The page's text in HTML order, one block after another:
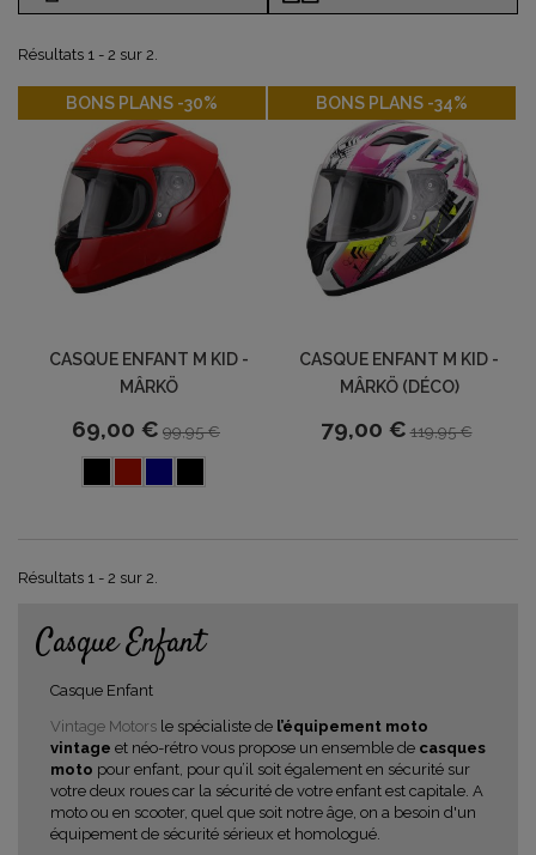
Résultats 1 - 2 sur 2.
BONS PLANS -30%
CASQUE ENFANT M KID -
MÂRKÖ
69,00 € 99,95 €
-30% BONS PLANS -34%
CASQUE ENFANT M KID -
MÂRKÖ (DÉCO)
79,00 € 119,95 €
-34%
Résultats 1 - 2 sur 2.
Casque Enfant
Casque Enfant
Vintage Motors le spécialiste de l’équipement moto
vintage et néo-rétro vous propose un ensemble de casques
moto pour enfant, pour qu’il soit également en sécurité sur
votre deux roues car la sécurité de votre enfant est capitale. A
moto ou en scooter, quel que soit notre âge, on a besoin d'un
équipement de sécurité sérieux et homologué.